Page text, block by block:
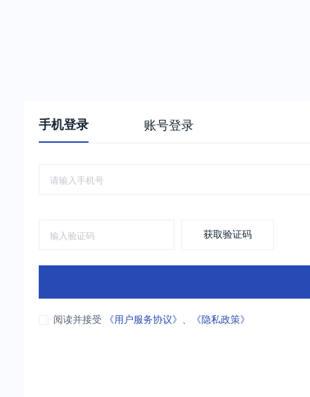
手机登录 账号登录
获取验证码
阅读并接受 《用户服务协议》 、 《隐私政策》